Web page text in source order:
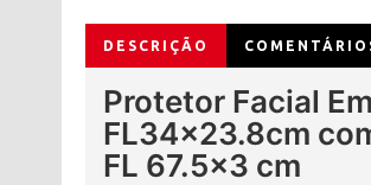
DESCRIÇÃO
Protetor Facial
FL34x23.8cm
FL 67.5x3 cm